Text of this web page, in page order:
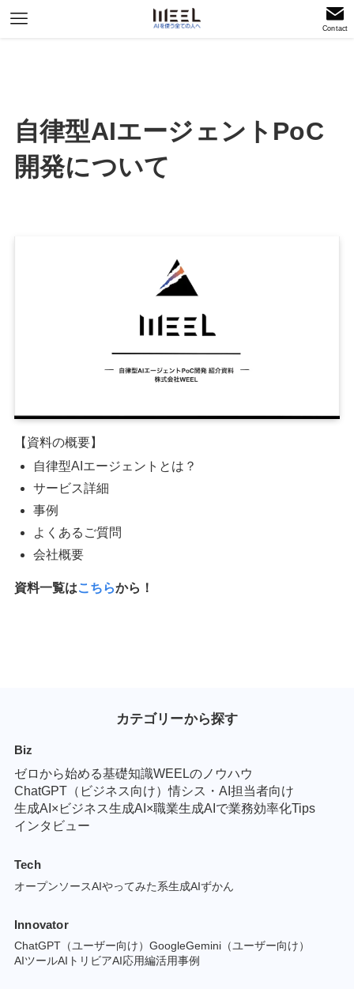
Contact
自律型AIエージェントPoC
開発について
【資料の概要】
自律型AIエージェントとは？
サービス詳細
事例
よくあるご質問
会社概要
資料一覧はこちらから！
カテゴリーから探す
Biz
ゼロから始める基礎知識WEELのノウハウ
ChatGPT（ビジネス向け）情シス・AI担当者向け
生成AI×ビジネス生成AI×職業生成AIで業務効率化Tips
インタビュー
Tech
オープンソースAIやってみた系生成AIずかん
Innovator
ChatGPT（ユーザー向け） GoogleGemini（ユーザー向け）
AIツールAIトリビアAI応用編活用事例